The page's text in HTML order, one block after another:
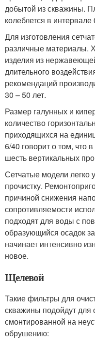
добытой из скважины.
колеблется в
Для изготовления
различные материалы.
изделия из
длительного
рекомендаций
30 – 50 лет.
Размер галунных и
количество
приходящихся на
6/40 говорит о том, что
шесть вертикальных
Сетчатые модели легко
прочистку.
причиной снижения
сопротивляемости
подходят для воды с
образующийся осадок
начинает интенсивно
новое.
Щелевой
Такие фильтры для
скважины подойдут
смонтированной на
обрушению: